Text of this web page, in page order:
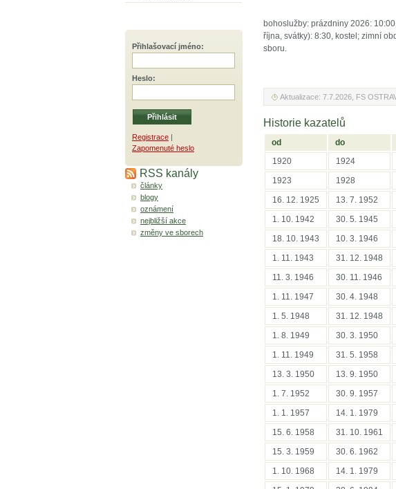
Přihlašovací jméno:
Heslo:
Registrace |
Zapomenuté heslo
RSS kanály
články
blogy
oznámení
nejbližší akce
změny ve sborech
bohoslužby: prázdniny 2026:
října, svátky): 8:30, kostel; zimní
sboru.
Aktualizace: 7.7.2026, FS
Historie kazatelů
od do
1920
1924
1923
1928
16. 12. 1925
13. 7. 1952
1. 10. 1942
30. 5. 1945
18. 10. 1943
10. 3. 1946
1. 11. 1943
31. 12. 1948
11. 3. 1946
30. 11. 1946
1. 11. 1947
30. 4. 1948
1. 5. 1948
31. 12. 1948
1. 8. 1949
30. 3. 1950
1. 11. 1949
31. 5. 1958
13. 3. 1950
13. 9. 1950
1. 7. 1952
30. 9. 1957
1. 1. 1957
14. 1. 1979
15. 6. 1958
31. 10. 1961
15. 3. 1959
30. 6. 1962
1. 10. 1968
14. 1. 1979